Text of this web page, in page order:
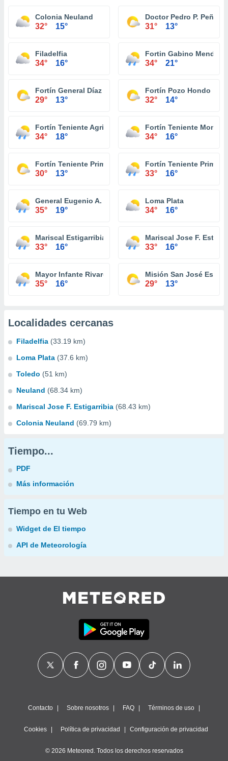
Colonia Neuland
32° 15°
Doctor Pedro P. Peña
31° 13°
Filadelfia
34° 16°
Fortin Gabino Mendoza
34° 21°
Fortín General Díaz
29° 13°
Fortín Pozo Hondo
32° 14°
Fortín Teniente Agripino Enciso
34° 18°
Fortín Teniente
34° 16°
Fortín Teniente Primero Buenaventura
30° 13°
Fortín Teniente
33° 16°
General Eugenio A. Garay
35° 19°
Loma Plata
34° 16°
Mariscal Estigarribia
33° 16°
Mariscal Jose F.
33° 16°
Mayor Infante Rivarola
35° 16°
Misión San José Estero
29° 13°
Localidades cercanas
Filadelfia (33.19 km)
Loma Plata (37.6 km)
Toledo (51 km)
Neuland (68.34 km)
Mariscal Jose F. Estigarribia (68.43 km)
Colonia Neuland (69.79 km)
Tiempo...
PDF
Más información
Tiempo en tu Web
Widget de El tiempo
API de Meteorología
Contacto Sobre nosotros FAQ Términos de uso
Cookies Política de privacidad Configuración de privacidad
© 2026 Meteored. Todos los derechos reservados